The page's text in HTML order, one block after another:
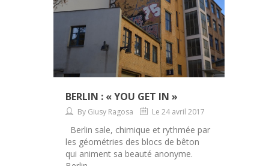
BERLIN : « YOU GET IN »
By Giusy Ragosa Le 24 avril 2017
Berlin sale, chimique et rythmée par
les géométries des blocs de bêton
qui animent sa beauté anonyme.